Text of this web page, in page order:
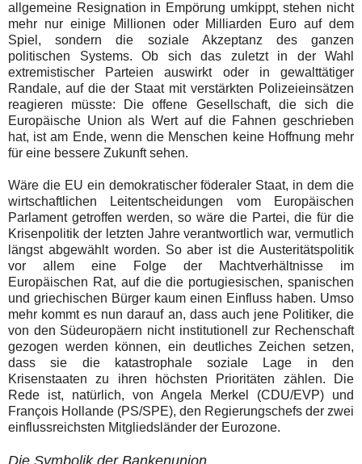
allgemeine Resignation in Empörung umkippt, stehen nicht
mehr nur einige Millionen oder Milliarden Euro auf dem
Spiel, sondern die soziale Akzeptanz des ganzen
politischen Systems. Ob sich das zuletzt in der Wahl
extremistischer Parteien auswirkt oder in gewalttätiger
Randale, auf die der Staat mit verstärkten Polizeieinsätzen
reagieren müsste: Die offene Gesellschaft, die sich die
Europäische Union als Wert auf die Fahnen geschrieben
hat, ist am Ende, wenn die Menschen keine Hoffnung mehr
für eine bessere Zukunft sehen.
Wäre die EU ein demokratischer föderaler Staat, in dem die
wirtschaftlichen Leitentscheidungen vom Europäischen
Parlament getroffen werden, so wäre die Partei, die für die
Krisenpolitik der letzten Jahre verantwortlich war, vermutlich
längst abgewählt worden. So aber ist die Austeritätspolitik
vor allem eine Folge der Machtverhältnisse im
Europäischen Rat, auf die die portugiesischen, spanischen
und griechischen Bürger kaum einen Einfluss haben. Umso
mehr kommt es nun darauf an, dass auch jene Politiker, die
von den Südeuropäern nicht institutionell zur Rechenschaft
gezogen werden können, ein deutliches Zeichen setzen,
dass sie die katastrophale soziale Lage in den
Krisenstaaten zu ihren höchsten Prioritäten zählen. Die
Rede ist, natürlich, von Angela Merkel (CDU/EVP) und
François Hollande (PS/SPE), den Regierungschefs der zwei
einflussreichsten Mitgliedsländer der Eurozone.